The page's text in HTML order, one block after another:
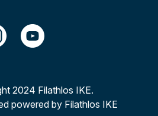
2024 Filathlos ΙΚΕ.
powered by Filathlos ΙΚΕ